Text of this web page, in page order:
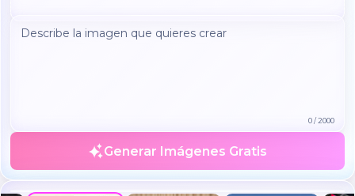
0/2000
Generar Imágenes Gratis
Create a realistic photo of the uploaded person standing next